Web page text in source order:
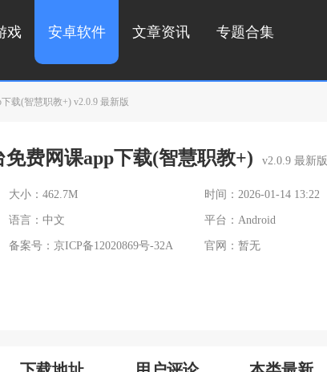
戏 安卓软件 文章资讯 专题合集
载(智慧职教+) v2.0.9 最新版
费网课app下载(智慧职教+) v2.0.9 最新版
大小：462.7M 时间：2026-01-14 13:22
语言：中文 平台：Android
备案号： 京ICP备12020869号-32A 官网：暂无